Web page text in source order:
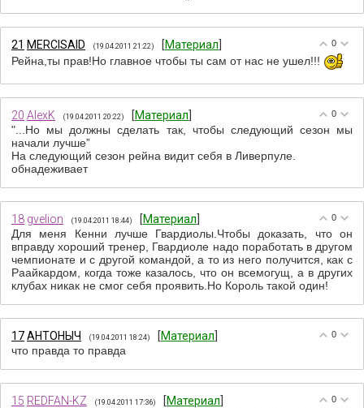
0
21 MERCISAID (19.04.2011 21:22) [Материал
Рейна,ты прав!Но главное чтобы ты сам от нас не ушел!!!
0
20 AlexK (19.04.2011 20:22) [Материал
"...Но мы должны сделать так, чтобы следующий сезон мы
начали лучше”
На следующий сезон рейна видит себя в Ливерпуле.
обнадеживает
0
18 gvelion (19.04.2011 18:44) [Материал
Для меня Кенни лучше Гвардиолы.Чтобы доказать, что он
вправду хороший тренер, Гвардиоле надо поработать в другом
чемпионате и с другой командой, а то из него получится, как с
Раайкардом, когда тоже казалось, что он всемогущ, а в других
клубах никак не смог себя проявить.Но Король такой один!
0
17АНТОНЫЧ (19.04.2011 18:24) [Материал
что правда то правда
0
15 REDFAN-KZ (19.04.2011 17:36) [Материал